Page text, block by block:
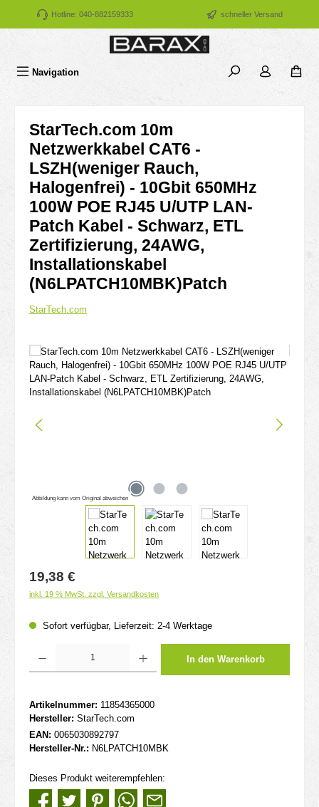
Zum Hauptinhalt springen
Hotline: 040-882159333 schneller Versand
Navigation
StarTech.com 10m
Netzwerkkabel CAT6 -
LSZH(weniger Rauch,
Halogenfrei) - 10Gbit 650MHz
100W POE RJ45 U/UTP LAN-
Patch Kabel - Schwarz, ETL
Zertifizierung, 24AWG,
Installationskabel
(N6LPATCH10MBK)Patch
StarTech.com
Bildergalerie überspringen
Abbildung kann vom Original abweichen
Regulärer Preis:
19,38 €
inkl. 19 % MwSt. zzgl. Versandkosten
Sofort verfügbar, Lieferzeit: 2-4 Werktage
In den Warenkorb
Artikelnummer: 11854365000
Hersteller: StarTech.com
EAN: 0065030892797
Hersteller-Nr.: N6LPATCH10MBK
Dieses Produkt weiterempfehlen: